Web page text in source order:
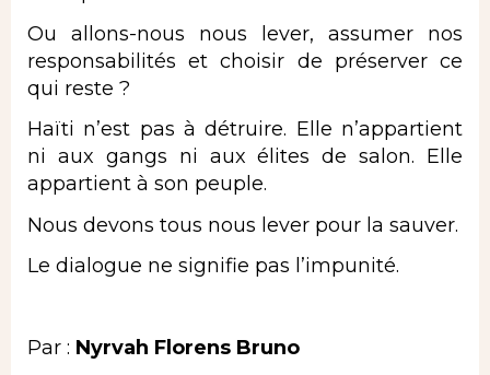
Ou allons-nous nous lever, assumer nos
responsabilités et choisir de préserver ce
qui reste ?
Haïti n’est pas à détruire. Elle n’appartient
ni aux gangs ni aux élites de salon. Elle
appartient à son peuple.
Nous devons tous nous lever pour la sauver.
Le dialogue ne signifie pas l’impunité.
Par : Nyrvah Florens Bruno